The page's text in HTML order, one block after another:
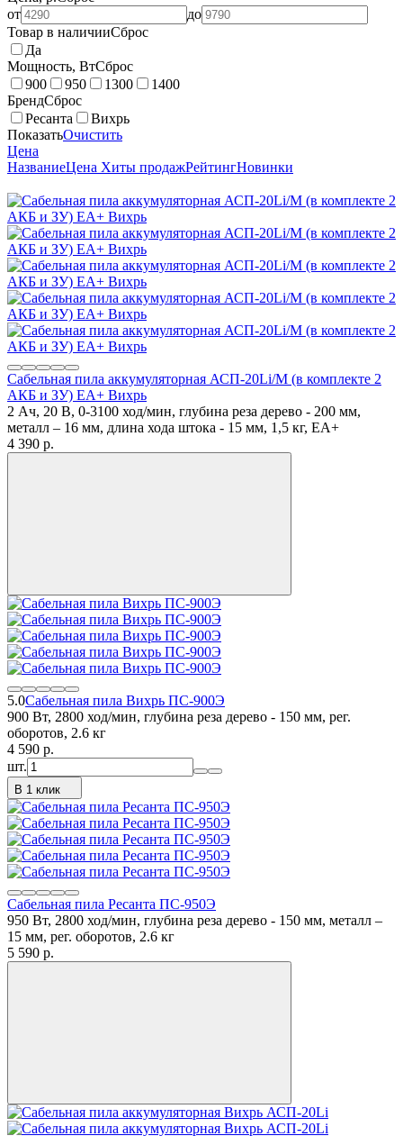
от
до
Товар в наличииСброс
Да
Мощность, ВтСброс
900
950 1300
1400
БрендСброс
Ресанта
Вихрь
ПоказатьОчистить
Цена
НазваниеЦена Хиты продажРейтингНовинки
Сабельная пила аккумуляторная АСП-20Li/М (в комплекте 2
АКБ и ЗУ) ЕА+ Вихрь
2 Ач, 20 В, 0-3100 ход/мин, глубина реза дерево - 200 мм,
металл – 16 мм, длина хода штока - 15 мм, 1,5 кг, ЕА+
4 390 p.
5.0Сабельная пила Вихрь ПС-900Э
900 Вт, 2800 ход/мин, глубина реза дерево - 150 мм, рег.
оборотов, 2.6 кг
4 590 p.
шт.
В 1 клик
Сабельная пила Ресанта ПС-950Э
950 Вт, 2800 ход/мин, глубина реза дерево - 150 мм, металл –
15 мм, рег. оборотов, 2.6 кг
5 590 p.